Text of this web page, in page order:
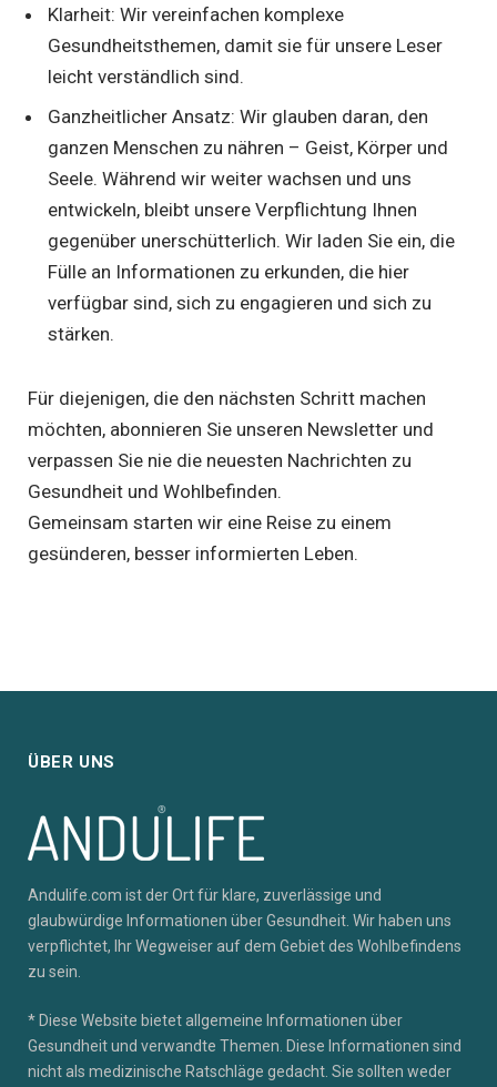
Klarheit: Wir vereinfachen komplexe
Gesundheitsthemen, damit sie für unsere Leser
leicht verständlich sind.
Ganzheitlicher Ansatz: Wir glauben daran, den
ganzen Menschen zu nähren – Geist, Körper und
Seele. Während wir weiter wachsen und uns
entwickeln, bleibt unsere Verpflichtung Ihnen
gegenüber unerschütterlich. Wir laden Sie ein, die
Fülle an Informationen zu erkunden, die hier
verfügbar sind, sich zu engagieren und sich zu
stärken.
Für diejenigen, die den nächsten Schritt machen
möchten, abonnieren Sie unseren Newsletter und
verpassen Sie nie die neuesten Nachrichten zu
Gesundheit und Wohlbefinden.
Gemeinsam starten wir eine Reise zu einem
gesünderen, besser informierten Leben.
ÜBER UNS
Andulife.com ist der Ort für klare, zuverlässige und
glaubwürdige Informationen über Gesundheit. Wir haben uns
verpflichtet, Ihr Wegweiser auf dem Gebiet des Wohlbefindens
zu sein.
* Diese Website bietet allgemeine Informationen über
Gesundheit und verwandte Themen. Diese Informationen sind
nicht als medizinische Ratschläge gedacht. Sie sollten weder